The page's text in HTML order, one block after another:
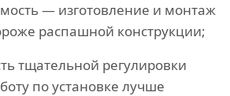
— изготовление и монтаж
распашной конструкции;
тщательной регулировки
по установке лучше